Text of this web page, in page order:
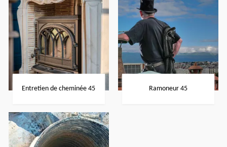
Entretien de cheminée 45 Ramoneur 45